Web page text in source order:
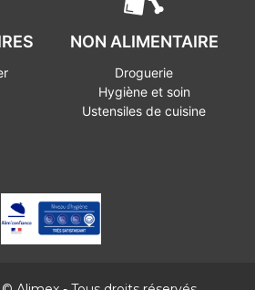
NON ALIMENTAIRE
Droguerie
Hygiène et soin
Ustensiles de cuisine